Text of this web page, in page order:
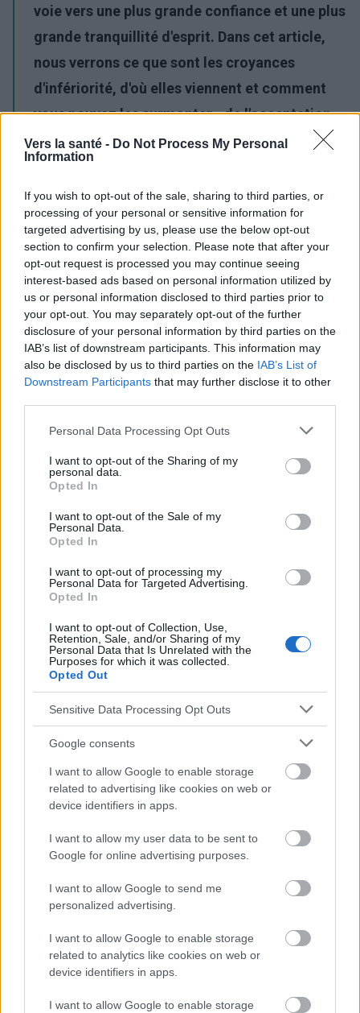
Vers la santé - Do Not Process My Personal
Information
If you wish to opt-out of the sale, sharing to third parties, or
processing of your personal or sensitive information for
targeted advertising by us, please use the below opt-out
section to confirm your selection. Please note that after your
opt-out request is processed you may continue seeing
interest-based ads based on personal information utilized by
us or personal information disclosed to third parties prior to
your opt-out. You may separately opt-out of the further
disclosure of your personal information by third parties on the
IAB’s list of downstream participants. This information may
also be disclosed by us to third parties on the IAB’s List of
Downstream Participants that may further disclose it to other
Please note that this website/app uses one or more Google
not limited to your visit or usage behaviour. You may click to
grant or deny consent to Google and its third-party tags to
use your data for below specified purposes in below Google
consent section.
Personal Data Processing Opt Outs
I want to opt-out of the Sharing of my
personal data.
Opted In
I want to opt-out of the Sale of my
Personal Data.
Opted In
I want to opt-out of processing my
Personal Data for Targeted Advertising.
Opted In
I want to opt-out of Collection, Use,
Retention, Sale, and/or Sharing of my
Personal Data that Is Unrelated with the
Purposes for which it was collected.
Opted Out
Sensitive Data Processing Opt Outs
Google consents
I want to allow Google to enable storage
related to advertising like cookies on web or
device identifiers in apps.
I want to allow my user data to be sent to
Google for online advertising purposes.
I want to allow Google to send me
personalized advertising.
I want to allow Google to enable storage
related to analytics like cookies on web or
device identifiers in apps.
I want to allow Google to enable storage
voie vers une plus grande confiance et une plus
grande tranquillité d'esprit. Dans cet article,
nous verrons ce que sont les croyances
d'infériorité, d'où elles viennent et comment
vous pouvez les surmonter - de l'acceptation
de soi aux techniques cognitives en passant
par le soutien de professionnels. Nous nous
réjouissons de vous lire !
Publicité:
Utile? Partagez-le sur Facebook!
Vous voulez rester informé ? Suivez-
o g
e
EN RAPPORT
Sujets Acceptation de soi Affirmations
Auto-évaluation Changement de mentalité
Croyance en sa propre infériorité Des méthodes saines
Des objectifs réalistes
Santé mentale Soutien social
Stress Techniques de relaxation
Voir aussi en english deutsch polskim
Le contenu et les documents de ce site Web sont éducatifs et
responsables des effets de leur utilisation. Avant d'utiliser les
conseils et astuces contenus dans le site, vous devez
absolument consulter votre médecin.